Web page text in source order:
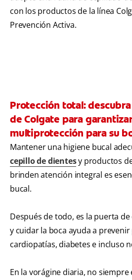
con los productos de la línea
Prevención Activa.
Protección total:
de Colgate para
multiprotección para su
Mantener una higiene bucal
cepillo de dientesy productos
brinden atención integral es
bucal.
Después de todo, es la puerta
y cuidar la boca ayuda a
cardiopatías, diabetes e incluso
En la vorágine diaria, no siempre